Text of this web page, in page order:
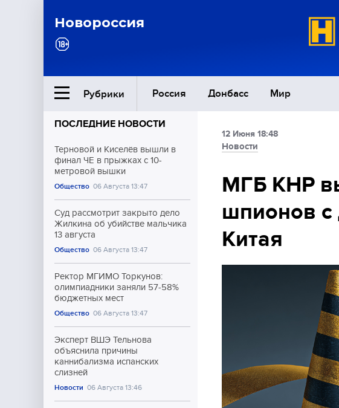
Новороссия
Рубрики Россия Донбасс Мир
Ближний Восток
Общество
Культура
ПОСЛЕДНИЕ НОВОСТИ
Терновой и Киселёв вышли в
финал ЧЕ в прыжках с 10-
метровой вышки
Общество 06 Августа 13:47
Суд рассмотрит закрыто дело
Жилкина об убийстве мальчика
13 августа
Общество 06 Августа 13:47
Ректор МГИМО Торкунов:
олимпиадники заняли 57-58%
бюджетных мест
Общество 06 Августа 13:47
Эксперт ВШЭ Тельнова
объяснила причины
каннибализма испанских
слизней
Новости 06 Августа 13:46
12 Июня 18:48
Новости
МГБ КНР
шпионов с
Китая